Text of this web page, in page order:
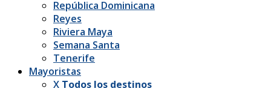
República Dominicana
Reyes
Riviera Maya
Semana Santa
Tenerife
Mayoristas
X Todos los destinos